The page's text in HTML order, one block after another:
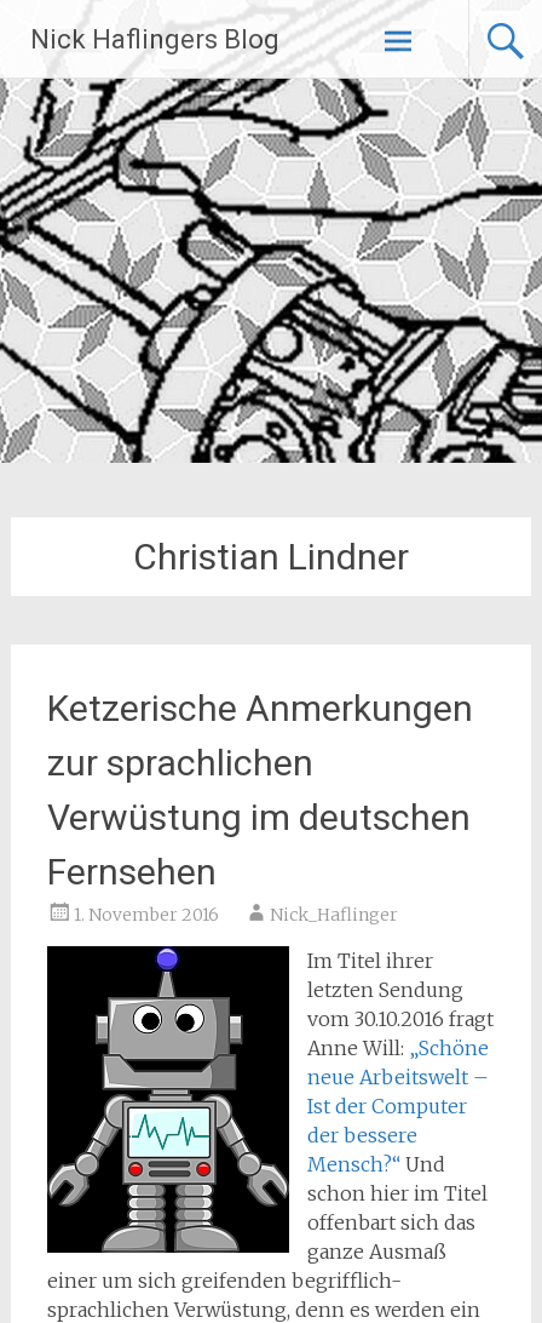
Inhalt
springen
Nick Haflingers Blog
Christian Lindner
Ketzerische Anmerkungen
zur sprachlichen
Verwüstung im deutschen
Fernsehen
1. November 2016 Nick_Haflinger
Im Titel ihrer
letzten Sendung
vom 30.10.2016 fragt
Anne Will: „Schöne
neue Arbeitswelt –
Ist der Computer
der bessere
Mensch?“Und
schon hier im Titel
offenbart sich das
ganze Ausmaß
einer um sich greifenden begrifflich-
sprachlichen Verwüstung, denn es werden ein